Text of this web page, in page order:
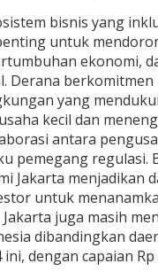
bisnis yang
untuk
ekonomi,
Derana
yang
kecil dan
antara
pemegang regulasi.
Jakarta menjadikan
untuk
juga masih
dibandingkan
dengan capaian